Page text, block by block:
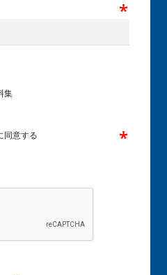
集
同意する